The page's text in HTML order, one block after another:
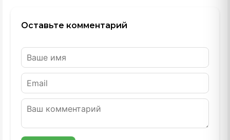
Оставьте комментарий